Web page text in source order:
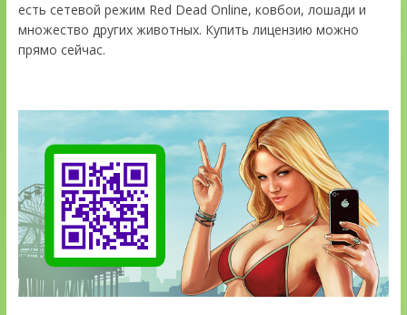
есть сетевой режим Red Dead Online, ковбои, лошади и
множество других животных. Купить лицензию можно
прямо сейчас.